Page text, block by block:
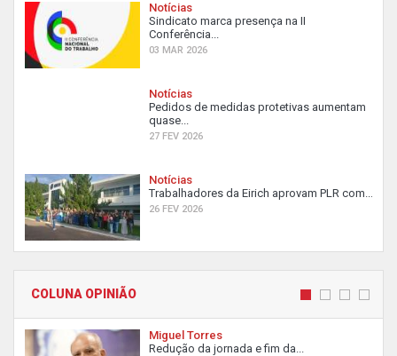
Notícias
Sindicato marca presença na II
Conferência...
03 MAR 2026
Notícias
Pedidos de medidas protetivas aumentam
quase...
27 FEV 2026
Notícias
Trabalhadores da Eirich aprovam PLR com...
26 FEV 2026
COLUNA OPINIÃO
Miguel Torres
Redução da jornada e fim da...